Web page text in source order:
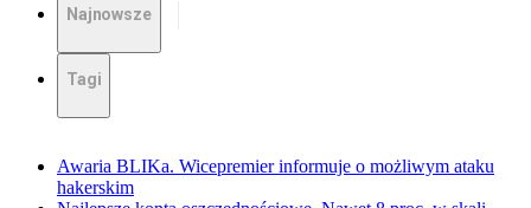
Najnowsze
Tagi
Awaria BLIKa. Wicepremier informuje o możliwym ataku
hakerskim